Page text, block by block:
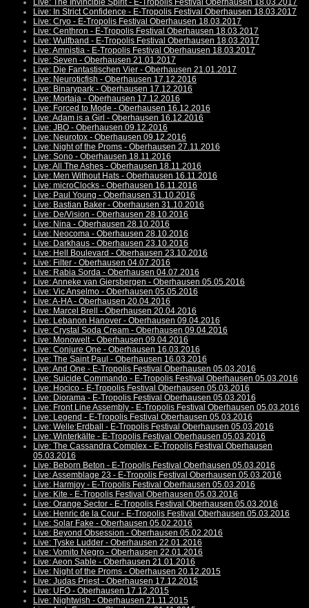
Live: The Invincible Spirit - E-Tropolis Festival Oberhausen 18.03.2017
Live: In Strict Confidence - E-Tropolis Festival Oberhausen 18.03.2017
Live: Cryo - E-Tropolis Festival Oberhausen 18.03.2017
Live: Centhron - E-Tropolis Festival Oberhausen 18.03.2017
Live: Wulfband - E-Tropolis Festival Oberhausen 18.03.2017
Live: Amnistia - E-Tropolis Festival Oberhausen 18.03.2017
Live: Seven - Oberhausen 21.01.2017
Live: Die Fantastischen Vier - Oberhausen 21.01.2017
Live: Neuroticfish - Oberhausen 17.12.2016
Live: Binarypark - Oberhausen 17.12.2016
Live: Mortaja - Oberhausen 17.12.2016
Live: Forced to Mode - Oberhausen 16.12.2016
Live: Adam is a Girl - Oberhausen 16.12.2016
Live: JBO - Oberhausen 09.12.2016
Live: Neurotox - Oberhausen 09.12.2016
Live: Night of the Proms - Oberhausen 27.11.2016
Live: Sono - Oberhausen 18.11.2016
Live: All The Ashes - Oberhausen 18.11.2016
Live: Men Without Hats - Oberhausen 16.11.2016
Live: microClocks - Oberhausen 16.11.2016
Live: Paul Young - Oberhausen 31.10.2016
Live: Bastian Baker - Oberhausen 31.10.2016
Live: De/Vision - Oberhausen 28.10.2016
Live: Nina - Oberhausen 28.10.2016
Live: Neocoma - Oberhausen 28.10.2016
Live: Darkhaus - Oberhausen 23.10.2016
Live: Hell Boulevard - Oberhausen 23.10.2016
Live: Filter - Oberhausen 04.07.2016
Live: Rabia Sorda - Oberhausen 04.07.2016
Live: Anneke van Giersbergen - Oberhausen 05.05.2016
Live: Vic Anselmo - Oberhausen 05.05.2016
Live: A-HA - Oberhausen 20.04.2016
Live: Marcel Brell - Oberhausen 20.04.2016
Live: Lebanon Hanover - Oberhausen 09.04.2016
Live: Crystal Soda Cream - Oberhausen 09.04.2016
Live: Monowelt - Oberhausen 09.04.2016
Live: Conjure One - Oberhausen 16.03.2016
Live: The Saint Paul - Oberhausen 16.03.2016
Live: And One - E-Tropolis Festival Oberhausen 05.03.2016
Live: Suicide Commando - E-Tropolis Festival Oberhausen 05.03.2016
Live: Hocico - E-Tropolis Festival Oberhausen 05.03.2016
Live: Diorama - E-Tropolis Festival Oberhausen 05.03.2016
Live: Front Line Assembly - E-Tropolis Festival Oberhausen 05.03.2016
Live: Legend - E-Tropolis Festival Oberhausen 05.03.2016
Live: Welle:Erdball - E-Tropolis Festival Oberhausen 05.03.2016
Live: Winterkälte - E-Tropolis Festival Oberhausen 05.03.2016
Live: The Cassandra Complex - E-Tropolis Festival Oberhausen
05.03.2016
Live: Beborn Beton - E-Tropolis Festival Oberhausen 05.03.2016
Live: Assemblage 23 - E-Tropolis Festival Oberhausen 05.03.2016
Live: Harmjoy - E-Tropolis Festival Oberhausen 05.03.2016
Live: Kite - E-Tropolis Festival Oberhausen 05.03.2016
Live: Orange Sector - E-Tropolis Festival Oberhausen 05.03.2016
Live: Henric de la Cour - E-Tropolis Festival Oberhausen 05.03.2016
Live: Solar Fake - Oberhausen 05.02.2016
Live: Beyond Obsession - Oberhausen 05.02.2016
Live: Tyske Ludder - Oberhausen 22.01.2016
Live: Vomito Negro - Oberhausen 22.01.2016
Live: Aeon Sable - Oberhausen 21.01.2016
Live: Night of the Proms - Oberhausen 20.12.2015
Live: Judas Priest - Oberhausen 17.12.2015
Live: UFO - Oberhausen 17.12.2015
Live: Nightwish - Oberhausen 21.11.2015